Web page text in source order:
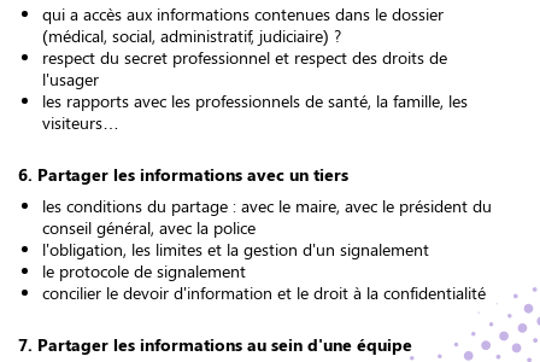
qui a accès aux informations contenues dans le dossier
(médical, social, administratif, judiciaire) ?
respect du secret professionnel et respect des droits de
l'usager
les rapports avec les professionnels de santé, la famille, les
visiteurs…
6. Partager les informations avec un tiers
les conditions du partage : avec le maire, avec le président du
conseil général, avec la police
l'obligation, les limites et la gestion d'un signalement
le protocole de signalement
concilier le devoir d'information et le droit à la confidentialité
7. Partager les informations au sein d'une équipe